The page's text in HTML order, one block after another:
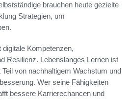
brauchen heute gezielte
Strategien, um
Kompetenzen,
Resilienz. Lebenslanges Lernen ist
von nachhaltigem Wachstum und
Wer seine Fähigkeiten
bessere Karrierechancen und